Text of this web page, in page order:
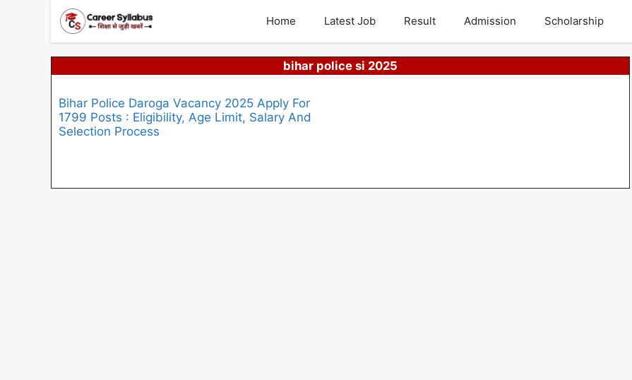
Home Latest Job Result Admission Scholarship
bihar police si 2025
Bihar Police Daroga Vacancy 2025 Apply For
1799 Posts : Eligibility, Age Limit, Salary And
Selection Process